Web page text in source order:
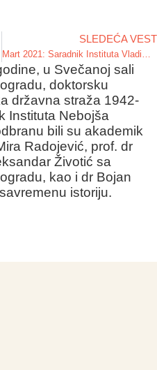
SLEDEĆA VEST
Mart 2021: Saradnik Instituta Vladimir Petrović održao online predavanje na Univerzitetu Masačusetsa
u Svečanoj sali
doktorsku
državna straža 1942-
Instituta Nebojša
bili su akademik
Radojević, prof. dr
Životić sa
kao i dr Bojan
istoriju.